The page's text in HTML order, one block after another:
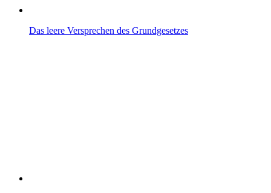
Das leere Versprechen des Grundgesetzes